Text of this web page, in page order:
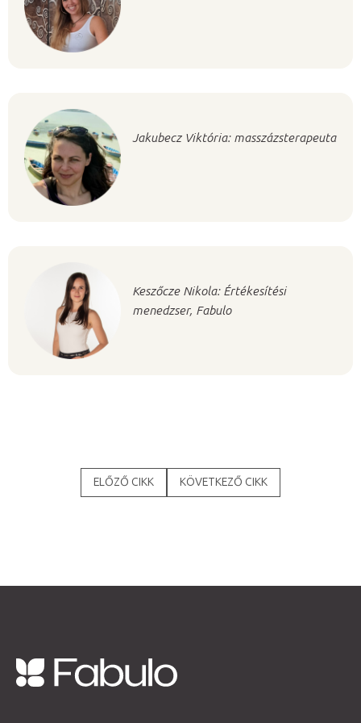
Jakubecz Viktória: masszázsterapeuta
Keszőcze Nikola: Értékesítési
menedzser, Fabulo
ELŐZŐ CIKK KÖVETKEZŐ CIKK